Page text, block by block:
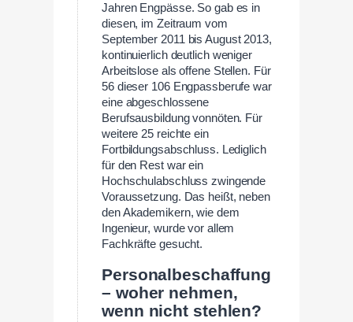
Jahren Engpässe. So gab es in
diesen, im Zeitraum vom
September 2011 bis August 2013,
kontinuierlich deutlich weniger
Arbeitslose als offene Stellen. Für
56 dieser 106 Engpassberufe war
eine abgeschlossene
Berufsausbildung vonnöten. Für
weitere 25 reichte ein
Fortbildungsabschluss. Lediglich
für den Rest war ein
Hochschulabschluss zwingende
Voraussetzung. Das heißt, neben
den Akademikern, wie dem
Ingenieur, wurde vor allem
Fachkräfte gesucht.
Personalbeschaffung
– woher nehmen,
wenn nicht stehlen?